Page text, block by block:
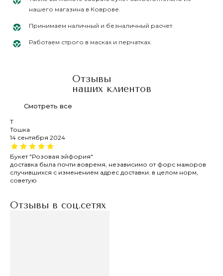
нашего магазина в Коврове.
Принимаем наличный и безналичный расчет.
Работаем строго в масках и перчатках.
Отзывы
наших клиентов
Смотреть все
Т
Тошка
14 сентября 2024
Букет "Розовая эйфория"
доставка была почти вовремя, независимо от форс мажоров
случившихся с изменением адрес доставки. в целом норм,
советую
Отзывы в соц.сетях